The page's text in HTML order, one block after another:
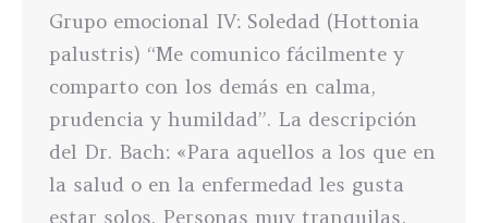
Grupo emocional IV: Soledad (Hottonia
palustris) “Me comunico fácilmente y
comparto con los demás en calma,
prudencia y humildad”. La descripción
del Dr. Bach: «Para aquellos a los que en
la salud o en la enfermedad les gusta
estar solos. Personas muy tranquilas,